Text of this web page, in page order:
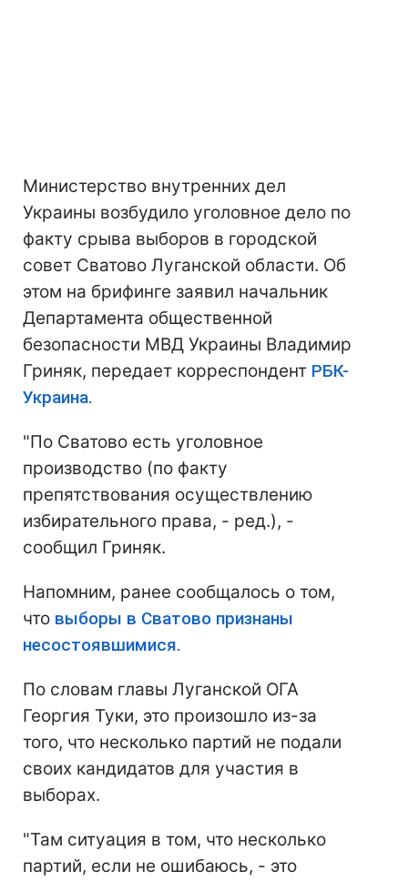
Министерство внутренних дел
Украины возбудило уголовное дело по
факту срыва выборов в городской
совет Сватово Луганской области. Об
этом на брифинге заявил начальник
Департамента общественной
безопасности МВД Украины Владимир
Гриняк, передает корреспондент РБК-
Украина.
"По Сватово есть уголовное
производство (по факту
препятствования осуществлению
избирательного права, - ред.), -
сообщил Гриняк.
Напомним, ранее сообщалось о том,
что выборы в Сватово признаны
несостоявшимися.
По словам главы Луганской ОГА
Георгия Туки, это произошло из-за
того, что несколько партий не подали
своих кандидатов для участия в
выборах.
"Там ситуация в том, что несколько
партий, если не ошибаюсь, - это